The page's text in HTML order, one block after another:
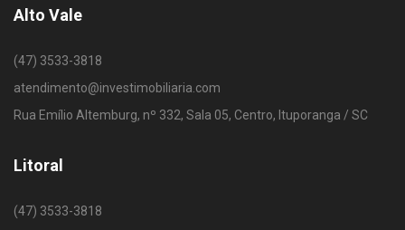
Alto Vale
(47) 3533-3818
atendimento@investimobiliaria.com
Rua Emílio Altemburg, nº 332, Sala 05, Centro, Ituporanga / SC
Litoral
(47) 3533-3818